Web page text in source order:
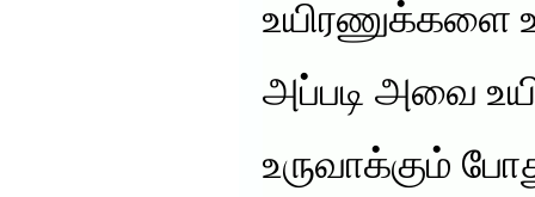
உயிரணுக்களை
அப்படி அவை
உருவாக்கும்